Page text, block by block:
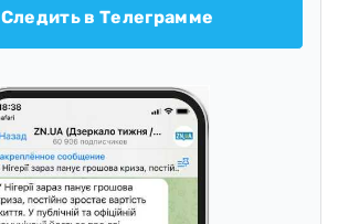
Следить в Телеграмме